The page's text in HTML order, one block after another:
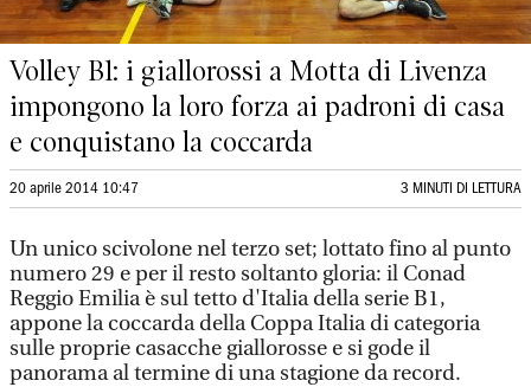
Volley B1: i giallorossi a Motta di Livenza
impongono la loro forza ai padroni di casa
e conquistano la coccarda
20 aprile 2014 10:47 3 MINUTI DI LETTURA
Un unico scivolone nel terzo set; lottato fino al punto
numero 29 e per il resto soltanto gloria: il Conad
Reggio Emilia è sul tetto d'Italia della serie B1,
appone la coccarda della Coppa Italia di categoria
sulle proprie casacche giallorosse e si gode il
panorama al termine di una stagione da record.